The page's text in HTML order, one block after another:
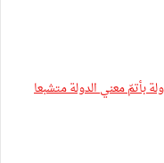
بأتمّ معني الدولة متشبعا